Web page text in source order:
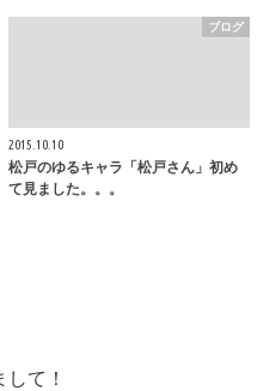
ブログ
2015.10.10
松戸のゆるキャラ「松戸さん」初め
て見ました。。。
て！